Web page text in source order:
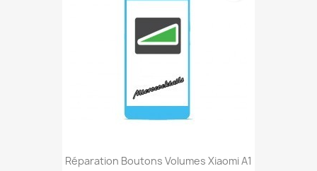
Réparation Boutons Volumes Xiaomi A1